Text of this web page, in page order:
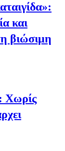
και
βιώσιμη
Χωρίς